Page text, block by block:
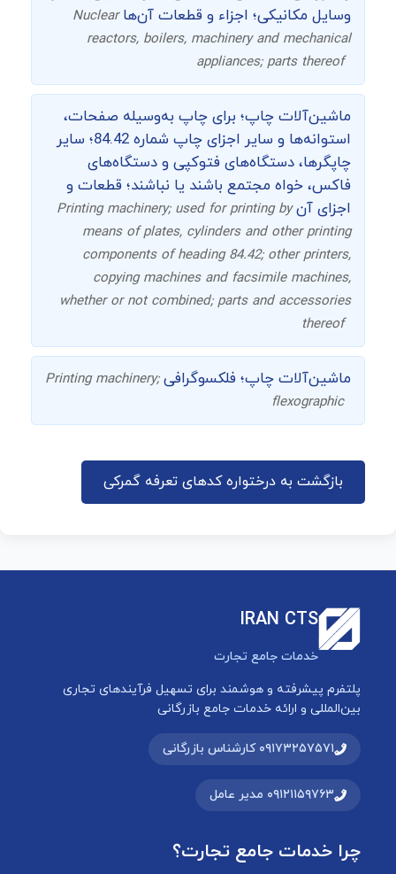
وسایل مکانیکی؛ اجزاء و قطعات آن‌هاNuclear
reactors, boilers, machinery and mechanical
appliances; parts thereof
ماشین‌آلات چاپ؛ برای چاپ به‌وسیله صفحات،
استوانه‌ها و سایر اجزای چاپ شماره 84.42؛ سایر
چاپگرها، دستگاه‌های فتوکپی و دستگاه‌های
فاکس، خواه مجتمع باشند یا نباشند؛ قطعات و
اجزای آنPrinting machinery; used for printing by
means of plates, cylinders and other printing
components of heading 84.42; other printers,
copying machines and facsimile machines,
whether or not combined; parts and accessories
thereof
ماشین‌آلات چاپ؛ فلکسوگرافیPrinting machinery;
flexographic
بازگشت به درختواره کدهای تعرفه گمرکی
IRAN CTS
خدمات جامع تجارت
پلتفرم پیشرفته و هوشمند برای تسهیل فرآیندهای تجاری
بین‌المللی و ارائه خدمات جامع بازرگانی
۰۹۱۷۳۲۵۷۵۷۱ کارشناس بازرگانی
۰۹۱۲۱۱۵۹۷۶۳ مدیر عامل
چرا خدمات جامع تجارت؟